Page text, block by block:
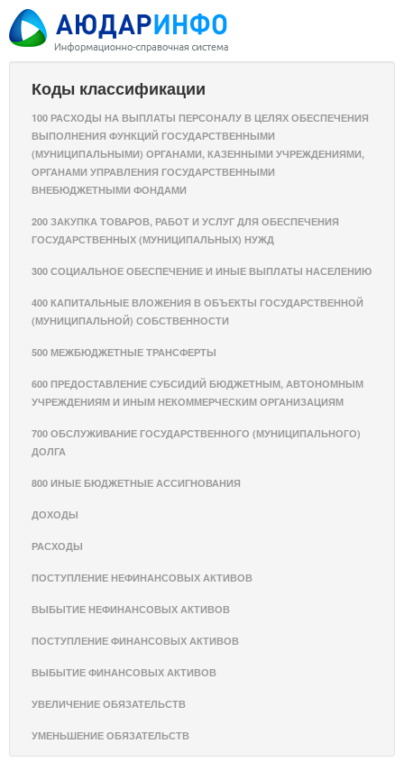
Коды классификации
100 РАСХОДЫ НА ВЫПЛАТЫ ПЕРСОНАЛУ В ЦЕЛЯХ ОБЕСПЕЧЕНИЯ
ВЫПОЛНЕНИЯ ФУНКЦИЙ ГОСУДАРСТВЕННЫМИ
(МУНИЦИПАЛЬНЫМИ) ОРГАНАМИ, КАЗЕННЫМИ УЧРЕЖДЕНИЯМИ,
ОРГАНАМИ УПРАВЛЕНИЯ ГОСУДАРСТВЕННЫМИ
ВНЕБЮДЖЕТНЫМИ ФОНДАМИ
200 ЗАКУПКА ТОВАРОВ, РАБОТ И УСЛУГ ДЛЯ ОБЕСПЕЧЕНИЯ
ГОСУДАРСТВЕННЫХ (МУНИЦИПАЛЬНЫХ) НУЖД
300 СОЦИАЛЬНОЕ ОБЕСПЕЧЕНИЕ И ИНЫЕ ВЫПЛАТЫ НАСЕЛЕНИЮ
400 КАПИТАЛЬНЫЕ ВЛОЖЕНИЯ В ОБЪЕКТЫ ГОСУДАРСТВЕННОЙ
(МУНИЦИПАЛЬНОЙ) СОБСТВЕННОСТИ
500 МЕЖБЮДЖЕТНЫЕ ТРАНСФЕРТЫ
600 ПРЕДОСТАВЛЕНИЕ СУБСИДИЙ БЮДЖЕТНЫМ, АВТОНОМНЫМ
УЧРЕЖДЕНИЯМ И ИНЫМ НЕКОММЕРЧЕСКИМ ОРГАНИЗАЦИЯМ
700 ОБСЛУЖИВАНИЕ ГОСУДАРСТВЕННОГО (МУНИЦИПАЛЬНОГО)
ДОЛГА
800 ИНЫЕ БЮДЖЕТНЫЕ АССИГНОВАНИЯ
ДОХОДЫ
РАСХОДЫ
ПОСТУПЛЕНИЕ НЕФИНАНСОВЫХ АКТИВОВ
ВЫБЫТИЕ НЕФИНАНСОВЫХ АКТИВОВ
ПОСТУПЛЕНИЕ ФИНАНСОВЫХ АКТИВОВ
ВЫБЫТИЕ ФИНАНСОВЫХ АКТИВОВ
УВЕЛИЧЕНИЕ ОБЯЗАТЕЛЬСТВ
УМЕНЬШЕНИЕ ОБЯЗАТЕЛЬСТВ